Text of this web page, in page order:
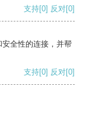
支持[0] 反对[0]
全性的连接，并帮
支持[0] 反对[0]